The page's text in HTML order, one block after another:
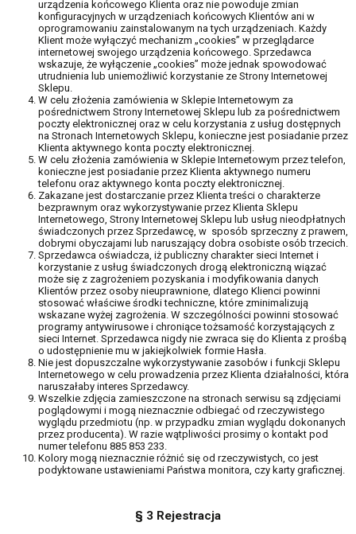
urządzenia końcowego Klienta oraz nie powoduje zmian
konfiguracyjnych w urządzeniach końcowych Klientów ani w
oprogramowaniu zainstalowanym na tych urządzeniach. Każdy
Klient może wyłączyć mechanizm „cookies” w przeglądarce
internetowej swojego urządzenia końcowego. Sprzedawca
wskazuje, że wyłączenie „cookies” może jednak spowodować
utrudnienia lub uniemożliwić korzystanie ze Strony Internetowej
Sklepu.
W celu złożenia zamówienia w Sklepie Internetowym za
pośrednictwem Strony Internetowej Sklepu lub za pośrednictwem
poczty elektronicznej oraz w celu korzystania z usług dostępnych
na Stronach Internetowych Sklepu, konieczne jest posiadanie przez
Klienta aktywnego konta poczty elektronicznej.
W celu złożenia zamówienia w Sklepie Internetowym przez telefon,
konieczne jest posiadanie przez Klienta aktywnego numeru
telefonu oraz aktywnego konta poczty elektronicznej.
Zakazane jest dostarczanie przez Klienta treści o charakterze
bezprawnym oraz wykorzystywanie przez Klienta Sklepu
Internetowego, Strony Internetowej Sklepu lub usług nieodpłatnych
świadczonych przez Sprzedawcę, w sposób sprzeczny z prawem,
dobrymi obyczajami lub naruszający dobra osobiste osób trzecich.
Sprzedawca oświadcza, iż publiczny charakter sieci Internet i
korzystanie z usług świadczonych drogą elektroniczną wiązać
może się z zagrożeniem pozyskania i modyfikowania danych
Klientów przez osoby nieuprawnione, dlatego Klienci powinni
stosować właściwe środki techniczne, które zminimalizują
wskazane wyżej zagrożenia. W szczególności powinni stosować
programy antywirusowe i chroniące tożsamość korzystających z
sieci Internet. Sprzedawca nigdy nie zwraca się do Klienta z prośbą
o udostępnienie mu w jakiejkolwiek formie Hasła.
Nie jest dopuszczalne wykorzystywanie zasobów i funkcji Sklepu
Internetowego w celu prowadzenia przez Klienta działalności, która
naruszałaby interes Sprzedawcy.
Wszelkie zdjęcia zamieszczone na stronach serwisu są zdjęciami
poglądowymi i mogą nieznacznie odbiegać od rzeczywistego
wyglądu przedmiotu (np. w przypadku zmian wyglądu dokonanych
przez producenta). W razie wątpliwości prosimy o kontakt pod
numer telefonu 885 853 233.
Kolory mogą nieznacznie różnić się od rzeczywistych, co jest
podyktowane ustawieniami Państwa monitora, czy karty graficznej.
§ 3 Rejestracja